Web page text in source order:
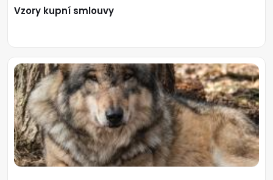
Vzory kupní smlouvy